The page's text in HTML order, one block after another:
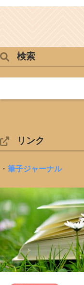
検索
リンク
・ 筆子ジャーナル